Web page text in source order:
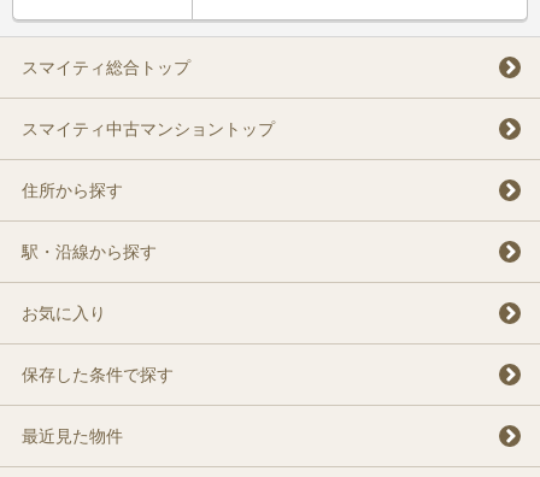
スマイティ総合トップ
スマイティ中古マンショントップ
住所から探す
駅・沿線から探す
お気に入り
保存した条件で探す
最近見た物件